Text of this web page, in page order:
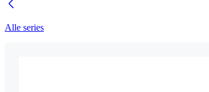
Alle series